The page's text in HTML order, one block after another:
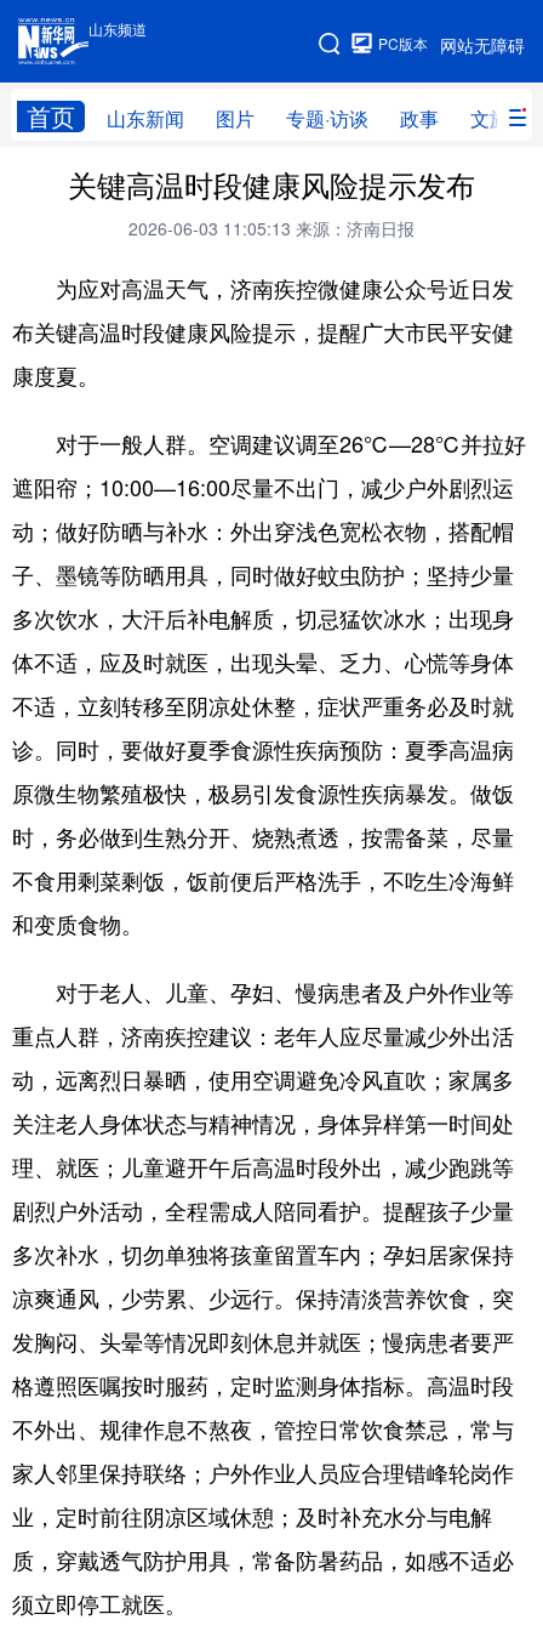
山东频道
网站无障碍
PC版本
首页 山东新闻 图片 专题·访谈 政事 文旅
手机版
网站地图
学习进行时 高层 时政 人事
财经 网评
台湾 思客智库 全球连线 教育
科技 科普 体育 文化
健康
图片 中央文件 金融 汽车
食品 人居 信息化 乡村振兴
溯源中国 城市 旅游 能源
会展 彩票 娱乐 时尚
亚太网 上市公司 投教基地
地方频道
首页 山东新闻 图片 专题·访谈
政事 文旅 社会民生 山东产经
文娱
健康 微视齐鲁
多语种频道
English Español Français عربى
Deutsch Português
关键高温时段健康风险提示发布
2026-06-03 11:05:13 来源：济南日报
为应对高温天气，济南疾控微健康公众号近日发
布关键高温时段健康风险提示，提醒广大市民平安健
康度夏。
对于一般人群。空调建议调至26℃—28℃并拉好
遮阳帘；10:00—16:00尽量不出门，减少户外剧烈运
动；做好防晒与补水：外出穿浅色宽松衣物，搭配帽
子、墨镜等防晒用具，同时做好蚊虫防护；坚持少量
多次饮水，大汗后补电解质，切忌猛饮冰水；出现身
体不适，应及时就医，出现头晕、乏力、心慌等身体
不适，立刻转移至阴凉处休整，症状严重务必及时就
诊。同时，要做好夏季食源性疾病预防：夏季高温病
原微生物繁殖极快，极易引发食源性疾病暴发。做饭
时，务必做到生熟分开、烧熟煮透，按需备菜，尽量
不食用剩菜剩饭，饭前便后严格洗手，不吃生冷海鲜
和变质食物。
对于老人、儿童、孕妇、慢病患者及户外作业等
重点人群，济南疾控建议：老年人应尽量减少外出活
动，远离烈日暴晒，使用空调避免冷风直吹；家属多
关注老人身体状态与精神情况，身体异样第一时间处
理、就医；儿童避开午后高温时段外出，减少跑跳等
剧烈户外活动，全程需成人陪同看护。提醒孩子少量
多次补水，切勿单独将孩童留置车内；孕妇居家保持
凉爽通风，少劳累、少远行。保持清淡营养饮食，突
发胸闷、头晕等情况即刻休息并就医；慢病患者要严
格遵照医嘱按时服药，定时监测身体指标。高温时段
不外出、规律作息不熬夜，管控日常饮食禁忌，常与
家人邻里保持联络；户外作业人员应合理错峰轮岗作
业，定时前往阴凉区域休憩；及时补充水分与电解
质，穿戴透气防护用具，常备防暑药品，如感不适必
须立即停工就医。